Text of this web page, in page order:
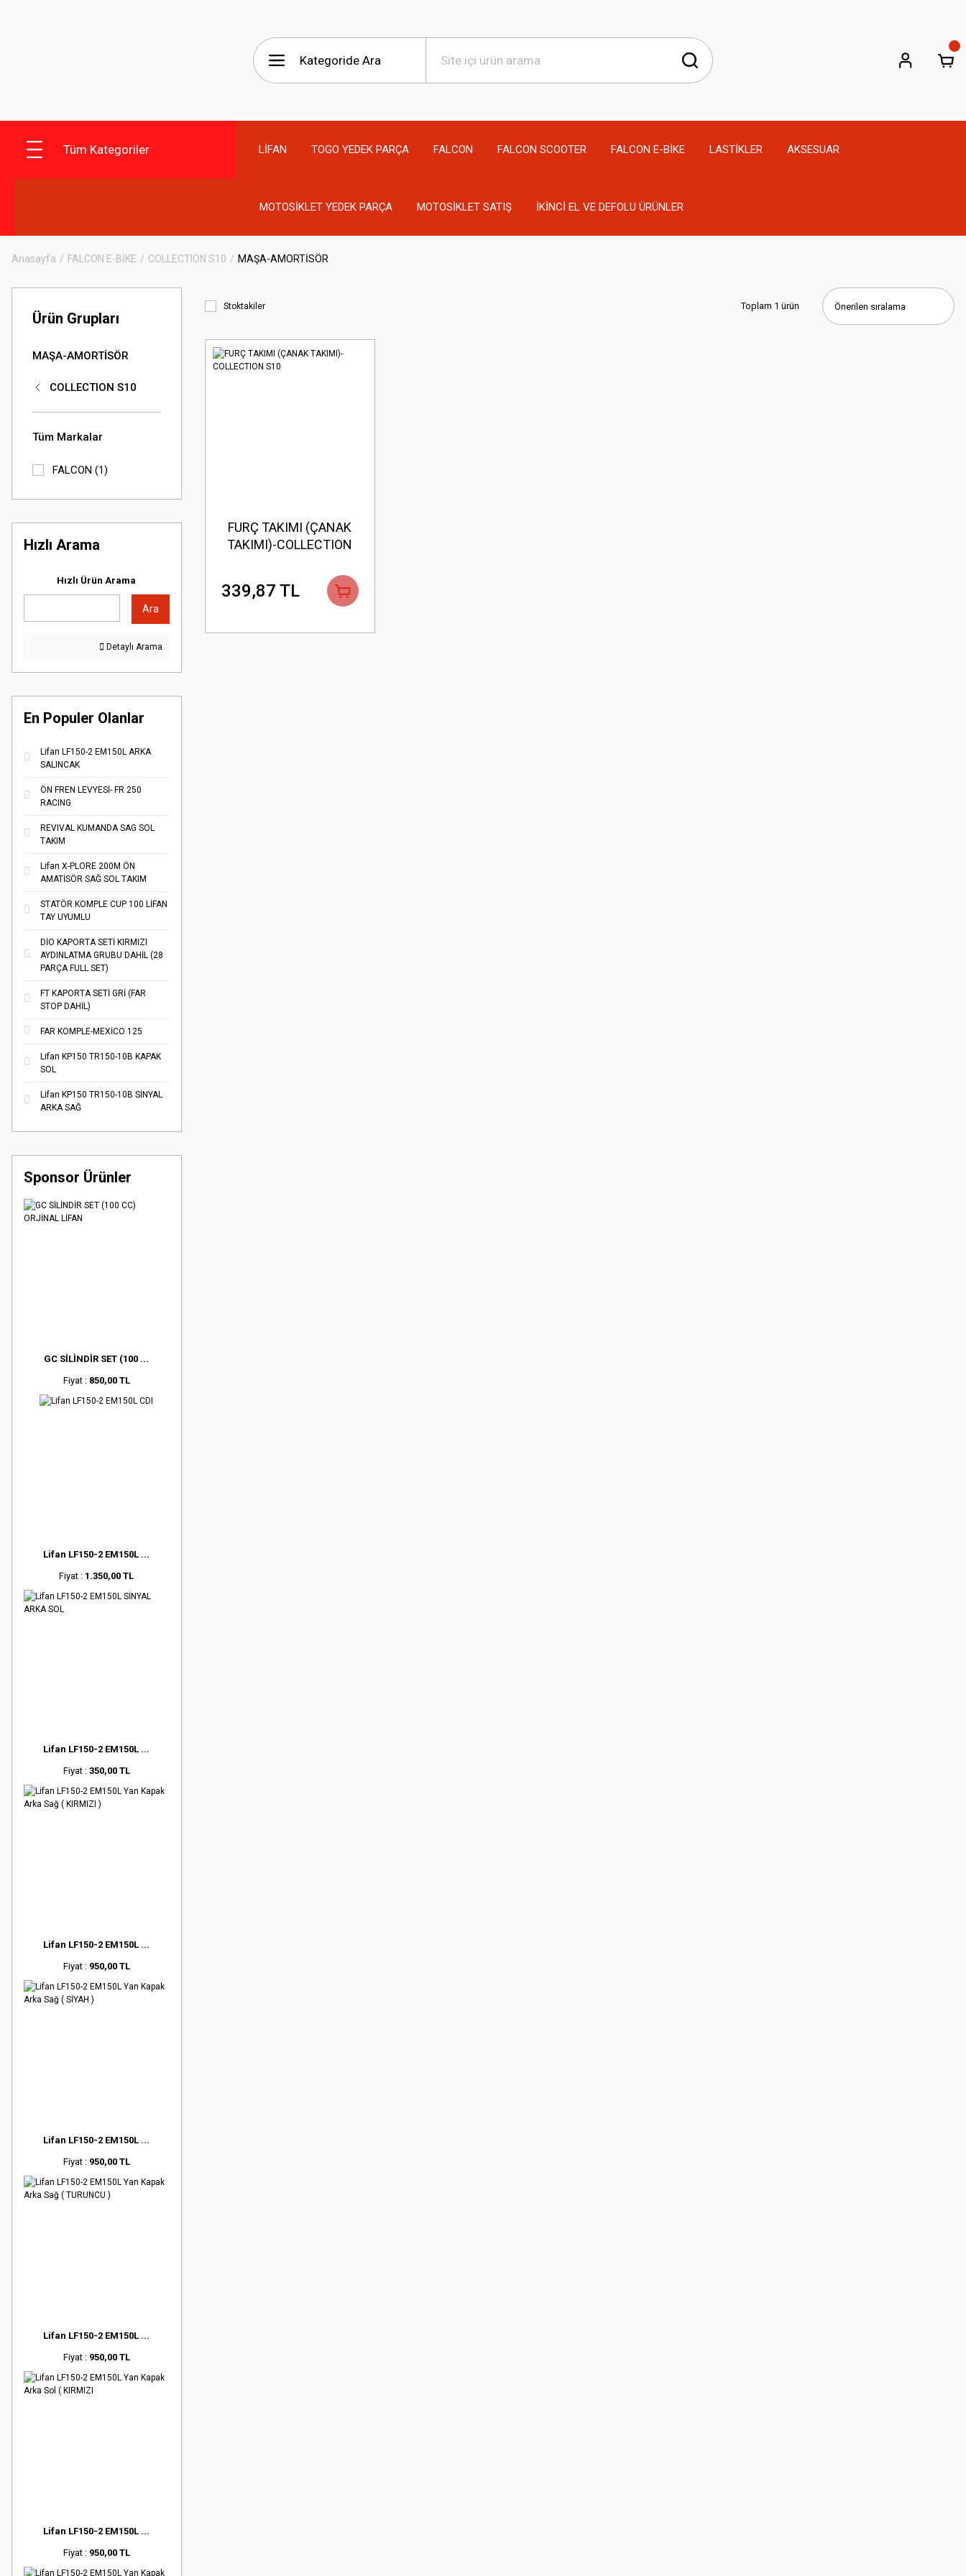
Tüm Kategoriler LİFAN TOGO YEDEK PARÇA FALCON FALCON SCOOTER FALCON E-BİKE LASTİKLER AKSESUAR
MOTOSİKLET YEDEK PARÇA MOTOSİKLET SATIŞ İKİNCİ EL VE DEFOLU ÜRÜNLER
Anasayfa FALCON E-BİKE COLLECTION S10 MAŞA-AMORTİSÖR
Ürün Grupları
MAŞA-AMORTİSÖR
COLLECTION S10
Tüm Markalar
FALCON (1)
Hızlı Arama
Hızlı Ürün Arama
Ara
Detaylı Arama
En Populer Olanlar
Lifan LF150-2 EM150L ARKA
SALINCAK
ÖN FREN LEVYESİ- FR 250
RACING
REVIVAL KUMANDA SAG SOL
TAKIM
Lifan X-PLORE 200M ÖN
AMATİSÖR SAĞ SOL TAKIM
STATÖR KOMPLE CUP 100 LİFAN
TAY UYUMLU
DİO KAPORTA SETİ KIRMIZI
AYDINLATMA GRUBU DAHİL (28
PARÇA FULL SET)
FT KAPORTA SETİ GRİ (FAR
STOP DAHİL)
FAR KOMPLE-MEXİCO 125
Lifan KP150 TR150-10B KAPAK
SOL
Lifan KP150 TR150-10B SİNYAL
ARKA SAĞ
Sponsor Ürünler
GC SİLİNDİR SET (100 ...
Fiyat : 850,00 TL
Lifan LF150-2 EM150L ...
Fiyat : 1.350,00 TL
Lifan LF150-2 EM150L ...
Fiyat : 350,00 TL
Lifan LF150-2 EM150L ...
Fiyat : 950,00 TL
Lifan LF150-2 EM150L ...
Fiyat : 950,00 TL
Lifan LF150-2 EM150L ...
Fiyat : 950,00 TL
Lifan LF150-2 EM150L ...
Fiyat : 950,00 TL
Stoktakiler Toplam 1 ürün
FURÇ TAKIMI (ÇANAK
TAKIMI)-COLLECTION
339,87 TL